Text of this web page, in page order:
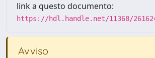
link a questo documento:
https://hdl.handle.net/11368/
Avviso